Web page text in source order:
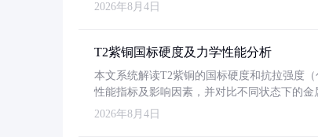
2026年8月4日
T2紫铜国标硬度及力学性能分析
本文系统解读T2紫铜的国标硬度和抗拉强度
性能指标及影响因素，并对比不同状态下的金
2026年8月4日